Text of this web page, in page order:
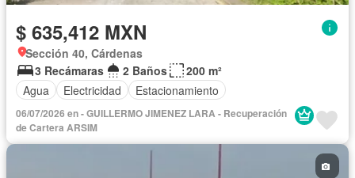
$ 635,412 MXN
Sección 40, Cárdenas
3 Recámaras
2 Baños
200 m²
Agua
Electricidad Estacionamiento
06/07/2026 en - GUILLERMO JIMENEZ LARA - Recuperación
de Cartera ARSIM